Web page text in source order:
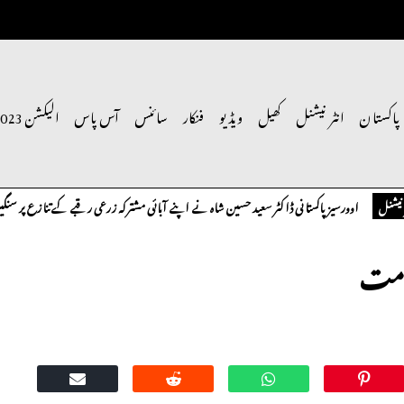
پاکستان انٹر نیشنل کھیل ویڈیو فنکار سائنس آس پاس الیکشن 2023
اوورسیز پاکستانی ڈاکٹر سعید حسین شاہ نے اپنے آبائی مشترکہ زرعی رقبے کے تنازع پر